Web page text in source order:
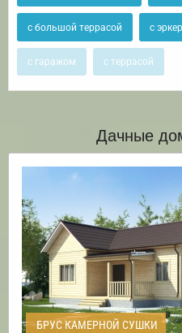
с большой террасой с
с гаражом с террасой
Дачные
БРУС КАМЕРНОЙ СУШКИ